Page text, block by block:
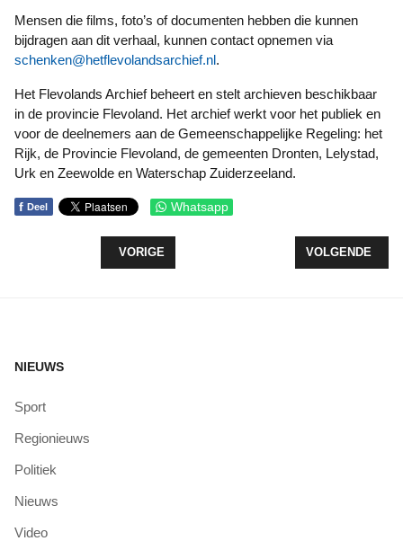
Mensen die films, foto’s of documenten hebben die kunnen
bijdragen aan dit verhaal, kunnen contact opnemen via
schenken@hetflevolandsarchief.nl.
Het Flevolands Archief beheert en stelt archieven beschikbaar
in de provincie Flevoland. Het archief werkt voor het publiek en
voor de deelnemers aan de Gemeenschappelijke Regeling: het
Rijk, de Provincie Flevoland, de gemeenten Dronten, Lelystad,
Urk en Zeewolde en Waterschap Zuiderzeeland.
f Deel Whatsapp
VORIG ARTIKEL: ESSENTAKSTERFTE HEEFT
VORIGE VOLGENDE
VOLGENDE
NIEUWS
Sport
Regionieuws
Politiek
Nieuws
Video